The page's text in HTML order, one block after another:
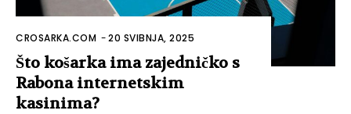
CROSARKA.COM -20 SVIBNJA, 2025
Što košarka ima zajedničko s
Rabona internetskim
kasinima?